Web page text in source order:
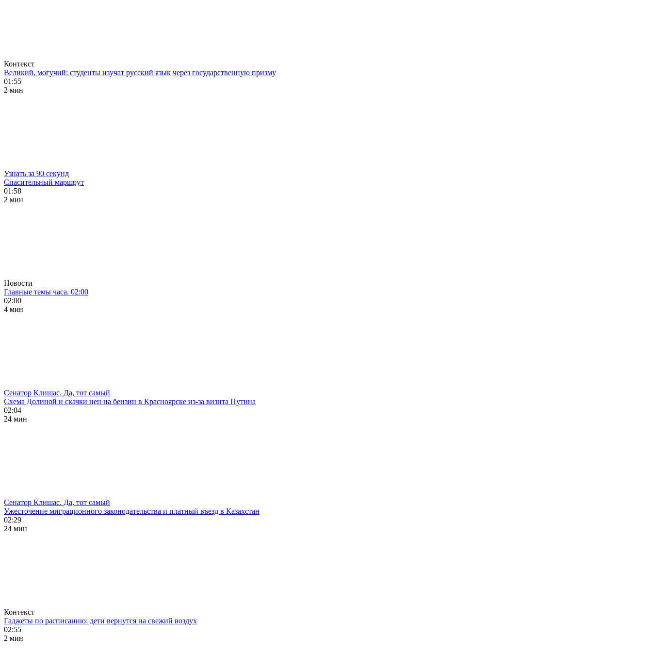
Контекст
Великий, могучий: студенты изучат русский язык через государственную призму
01:55
2 мин
Узнать за 90 секунд
Спасительный маршрут
01:58
2 мин
Новости
Главные темы часа. 02:00
02:00
4 мин
Сенатор Клишас. Да, тот самый
Схема Долиной и скачки цен на бензин в Красноярске из-за визита Путина
02:04
24 мин
Сенатор Клишас. Да, тот самый
Ужесточение миграционного законодательства и платный въезд в Казахстан
02:29
24 мин
Контекст
Гаджеты по расписанию: дети вернутся на свежий воздух
02:55
2 мин